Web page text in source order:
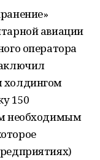
авиации
оператора
холдингом
150
необходимым